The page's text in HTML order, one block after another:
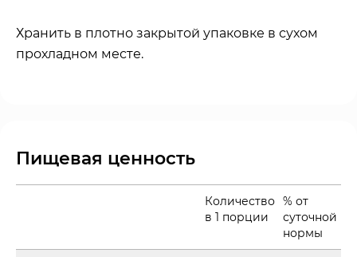
Хранить в плотно закрытой упаковке в сухом
прохладном месте.
Пищевая ценность
Количество
в 1 порции
% от
суточной
нормы